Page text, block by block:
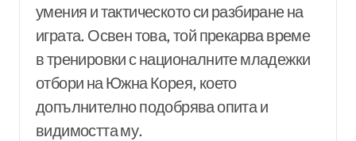
умения и тактическото си разбиране на
играта. Освен това, той прекарва време
в тренировки с националните младежки
отбори на Южна Корея, което
допълнително подобрява опита и
видимостта му.